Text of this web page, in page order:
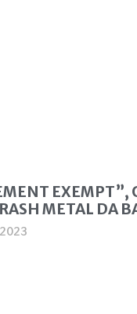
EXEMPT”,
METAL DA